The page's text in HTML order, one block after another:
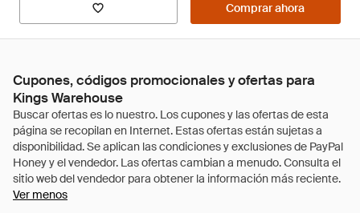
Comprar ahora
Cupones, códigos promocionales y ofertas para
Kings Warehouse
Ver menos